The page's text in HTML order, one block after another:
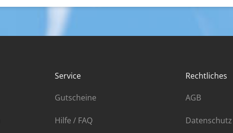
Service
Gutscheine
Hilfe / FAQ
Rechtliches
AGB
Datenschutz